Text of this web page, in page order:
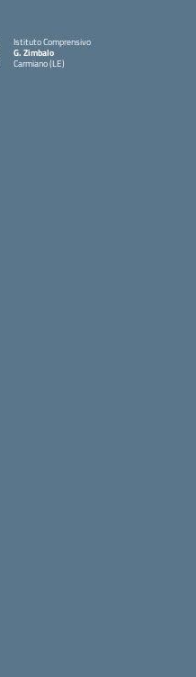
Istituto Comprensivo
G. Zimbalo
Carmiano (LE)